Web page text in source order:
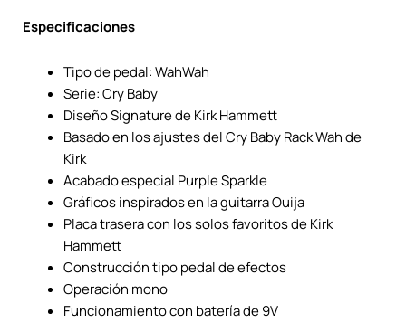
Especificaciones
Tipo de pedal: WahWah
Serie: Cry Baby
Diseño Signature de Kirk Hammett
Basado en los ajustes del Cry Baby Rack Wah de
Kirk
Acabado especial Purple Sparkle
Gráficos inspirados en la guitarra Ouija
Placa trasera con los solos favoritos de Kirk
Hammett
Construcción tipo pedal de efectos
Operación mono
Funcionamiento con batería de 9V